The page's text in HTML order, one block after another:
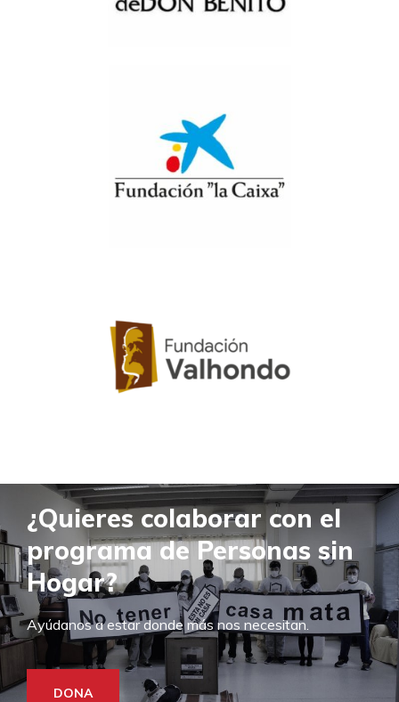
¿Quieres colaborar con el
programa de Personas sin
Hogar?
Ayúdanos a estar donde más nos necesitan.
DONA